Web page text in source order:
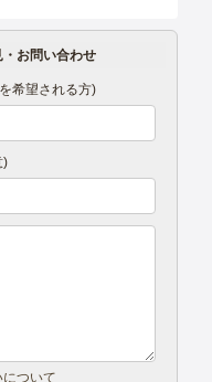
お問い合わせ
希望される方)
)
ついて